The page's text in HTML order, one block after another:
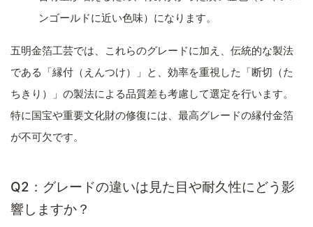
ンゴールドに近い色味）になります。
五明金箔工芸では、これらのグレードに加え、伝統的な製法
である「縁付（えんつけ）」と、効率を重視した「断切（た
ちきり）」の製法による品質差も考慮して選定を行います。
特に国宝や重要文化財の修復には、最高グレードの縁付金箔
が不可欠です。
Q2：グレードの違いは見た目や耐久性にどう影
響しますか？